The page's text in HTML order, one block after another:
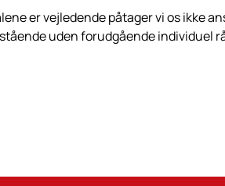
er vejledende påtager vi os ikke
uden forudgående individuel